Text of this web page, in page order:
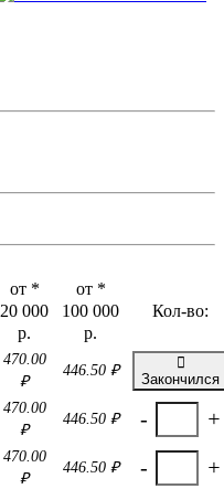
от *
20 000
р.
от *
100 000
р.
Кол-во:
470.00
₽
446.50 ₽
Закончился
470.00
₽
446.50 ₽ - +
470.00
₽
446.50 ₽ - +